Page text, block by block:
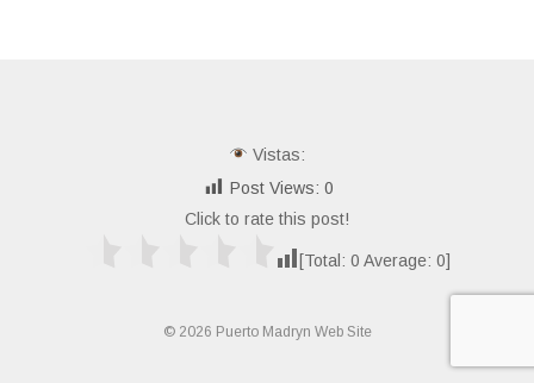
Vistas:
Post Views: 0
Click to rate this post!
[Total: 0 Average: 0]
© 2026 Puerto Madryn Web Site